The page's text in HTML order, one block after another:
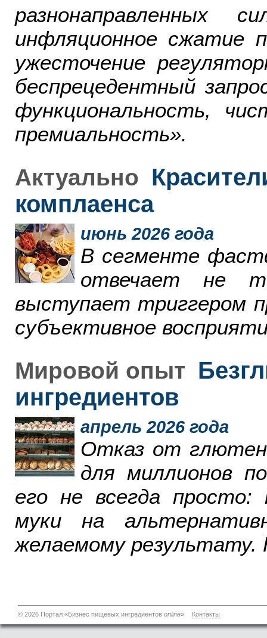
инфляционное сжатие
ужесточение
беспрецедентный
функциональность,
премиальность».
Актуально
комплаенса
июнь 2026 года
В сегменте
отвечает не
выступает триггером
субъективное
Мировой опыт
ингредиентов
апрель 2026 года
Отказ от
для миллионов
его не всегда просто:
муки на
желаемому результату.
© 2026 Портал «Бизнес пищевых ингредиентов online» Контакты